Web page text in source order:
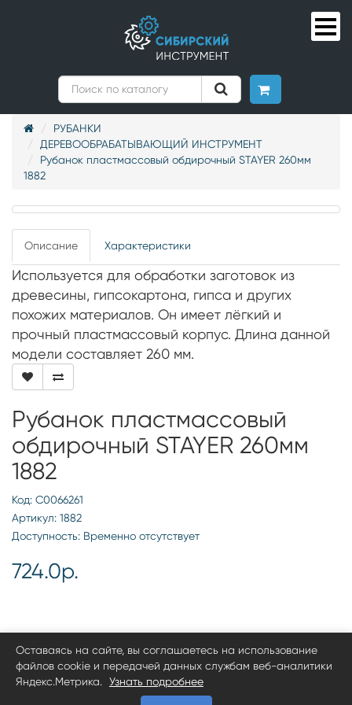
РУБАНКИ
ДЕРЕВООБРАБАТЫВАЮЩИЙ ИНСТРУМЕНТ
Рубанок пластмассовый обдирочный STAYER 260мм
1882
Описание Характеристики
Используется для обработки заготовок из
древесины, гипсокартона, гипса и других
похожих материалов. Он имеет лёгкий и
прочный пластмассовый корпус. Длина данной
модели составляет 260 мм.
Рубанок пластмассовый
обдирочный STAYER 260мм
1882
Код: С0066261
Артикул: 1882
Доступность: Временно отсутствует
724.0р.
Оставаясь на сайте, вы соглашаетесь на использование
файлов cookie и передачей данных службам веб-аналитики
Яндекс.Метрика.
Узнать подробнее